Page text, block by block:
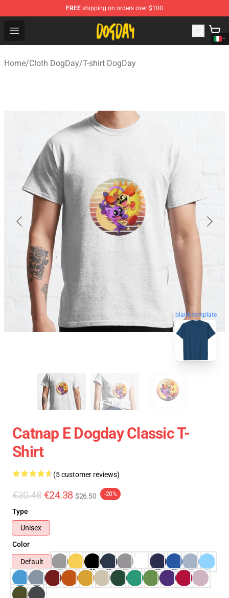
FREE shipping on orders over $100
Open menu
DogDay Store - Official DogDay Merchandise Shop
Home/Cloth DogDay/T-shirt DogDay
blank template
Catnap E Dogday Classic T-
Shirt
(5 customer reviews)
€30.48 €24.38 $26.50 -20%
Type
Unisex
Color
Default